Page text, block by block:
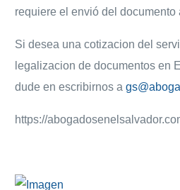
requiere el envió del documento
Si desea una cotizacion del
legalizacion de documentos en
dude en escribirnos a
https://